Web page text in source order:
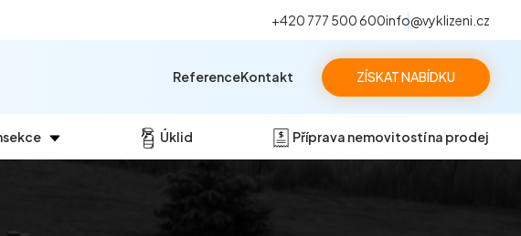
+420 777 500 600info@vyklizeni.cz
ZÍSKAT NABÍDKU
Úklid Příprava nemovitostí na prodej
ReferenceKontakt